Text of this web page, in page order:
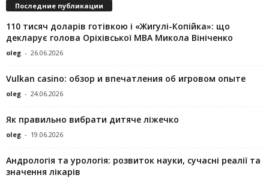
Последние публикации
110 тисяч доларів готівкою і «Жигулі-Копійка»: що
декларує голова Оріхівської МВА Микола Вініченко
oleg - 26.06.2026
Vulkan casino: обзор и впечатления об игровом опыте
oleg - 24.06.2026
Як правильно вибрати дитяче ліжечко
oleg - 19.06.2026
Андрологія та урологія: розвиток науки, сучасні реалії та
значення лікарів